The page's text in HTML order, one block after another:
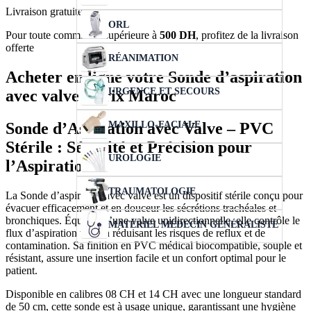
ORL
RÉANIMATION
URGENCE ET SECOURS
MAXILLO-FACIALE
UROLOGIE
TRAUMATOLOGIE
MATÉRIEL MÉDECIN GÉNÉRALISTE
Livraison gratuite
Pour toute commande supérieure à 500 DH, profitez de la livraison
offerte
Acheter en ligne votre Sonde d’aspiration
avec valve - Prix Maroc
Sonde d’Aspiration avec Valve – PVC
Stérile : Sécurité et Précision pour
l’Aspiration
La Sonde d’aspiration avec valve est un dispositif stérile conçu pour
évacuer efficacement et en douceur les sécrétions trachéales et
bronchiques. Équipée d’une valve unidirectionnelle, elle contrôle le
flux d’aspiration tout en réduisant les risques de reflux et de
contamination. Sa finition en PVC médical biocompatible, souple et
résistant, assure une insertion facile et un confort optimal pour le
patient.
Disponible en calibres 08 CH et 14 CH avec une longueur standard
de 50 cm, cette sonde est à usage unique, garantissant une hygiène